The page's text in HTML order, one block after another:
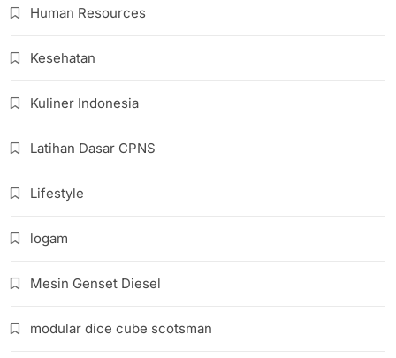
Human Resources
Kesehatan
Kuliner Indonesia
Latihan Dasar CPNS
Lifestyle
logam
Mesin Genset Diesel
modular dice cube scotsman